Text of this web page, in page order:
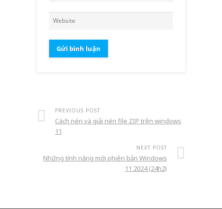
PREVIOUS POST
Cách nén và giải nén file ZIP trên windows
11
NEXT POST
Những tính năng mới phiên bản Windows
11 2024 (24h2)